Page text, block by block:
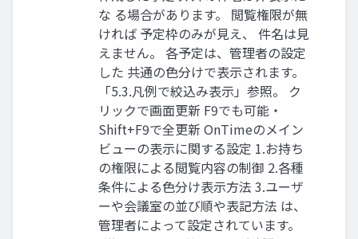
な る場合があります。 閲覧権限が無
ければ 予定枠のみが見え、 件名は見
えません。 各予定は、管理者の設定
した 共通の色分けで表示されます。
「5.3.凡例で絞込み表示」参照。 ク
リックで画面更新 F9でも可能・
Shift+F9で全更新 OnTimeのメイン
ビューの表示に関する設定 1.お持ち
の権限による閲覧内容の制御 2.各種
条件による色分け表示方法 3.ユーザ
ーや会議室の並び順や表記方法 は、
管理者によって設定されています。